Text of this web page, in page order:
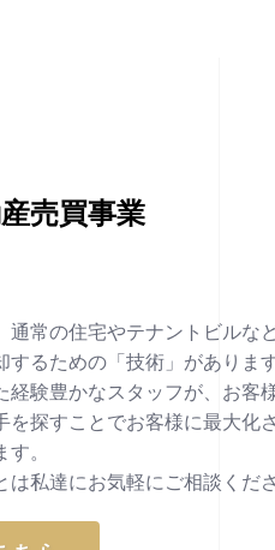
売買事業
通常の住宅やテナントビルな
するための「技術」があります
経験豊かなスタッフが、お客
を探すことでお客様に最大化
。
は私達にお気軽にご相談くだ